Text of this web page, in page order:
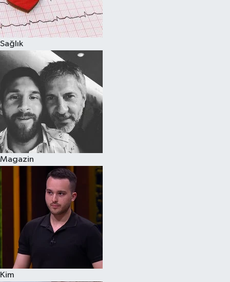
Sağlık
Magazin
Kim
Spor
Çocuk
Eğitim
Hava Durumu
Kadın
Kim kimdir?
Kültür Sanat
Sağlık
Siyaset
Teknoloji